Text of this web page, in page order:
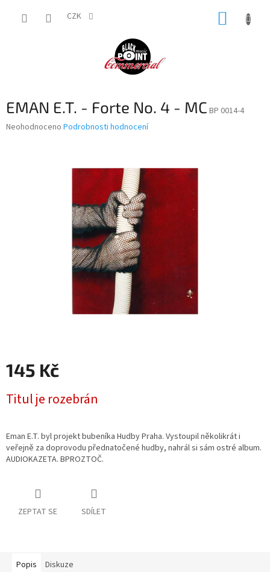
CZK
EMAN E.T. - Forte No. 4 - MC BP 0014-4
Průměrné
Neohodnoceno Podrobnosti hodnocení
145 Kč
cena:
Titul je rozebrán
Eman E.T. byl projekt bubeníka Hudby Praha. Vystoupil několikrát i
veřejně za doprovodu přednatočené hudby, nahrál si sám ostré album.
AUDIOKAZETA. BPROZTOČ.
ZEPTAT SE SDÍLET
Popis Diskuze